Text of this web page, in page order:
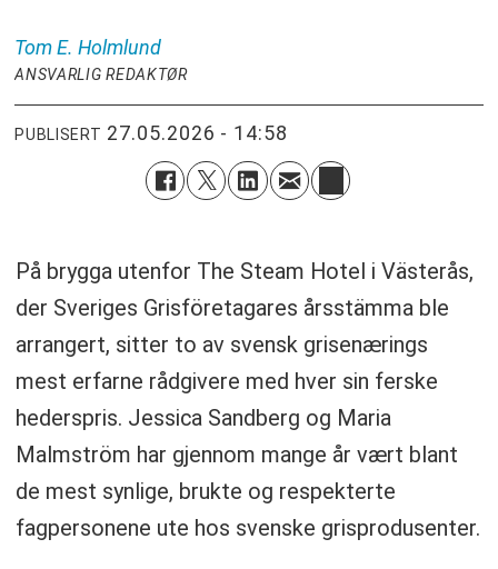
Tom E. Holmlund
ANSVARLIG REDAKTØR
PUBLISERT 27.05.2026 - 14:58
På brygga utenfor The Steam Hotel i Västerås,
der Sveriges Grisföretagares årsstämma ble
arrangert, sitter to av svensk grisenærings
mest erfarne rådgivere med hver sin ferske
hederspris. Jessica Sandberg og Maria
Malmström har gjennom mange år vært blant
de mest synlige, brukte og respekterte
fagpersonene ute hos svenske grisprodusenter.